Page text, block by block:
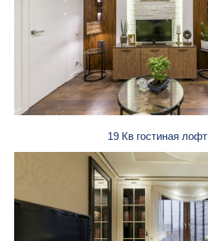
19 Кв гостиная лофт